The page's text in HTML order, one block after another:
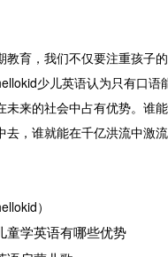
育，我们不仅要注重孩子
少儿英语认为只有口语
未来的社会中占有优势。谁
去，谁就能在千亿洪流中激
）
童学英语有哪些优势